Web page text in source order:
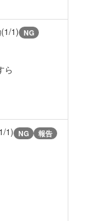
1) NG
ら
1) NG 報告